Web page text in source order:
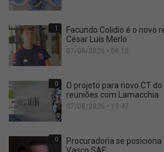
1
Facundo Colidio é o novo
César Luis Merlo
07/08/2026 • 08:15
0
O projeto para novo CT
reuniões com Lamacchia
07/08/2026 • 13:47
0
Procuradoria se